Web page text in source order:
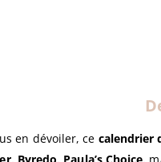
en dévoiler, ce calendrier